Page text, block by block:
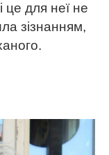
це для неї не
зізнанням,